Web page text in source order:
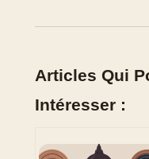
Articles Qui
Intéresser :